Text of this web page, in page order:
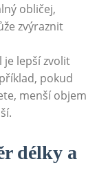
obličej,
zvýraznit
je lepší zvolit
pokud
menší objem
délky a